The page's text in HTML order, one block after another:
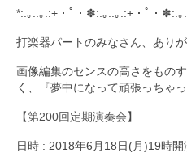
*:.｡..｡.:+・ﾟ・✽:.｡..｡.:+・ﾟ・✽:.｡
打楽器パートのみなさん、あり
画像編集のセンスの高さをもの
く、『夢中になって頑張っちゃ
【第200回定期演奏会】
日時 : 2018年6月18日(月)19時